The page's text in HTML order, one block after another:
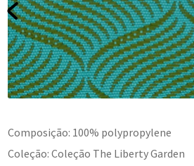
Composição: 100% polypropylene
Coleção: Coleção The Liberty Garden